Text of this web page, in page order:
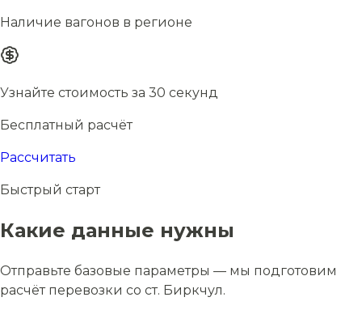
Наличие вагонов в регионе
Узнайте стоимость за 30 секунд
Бесплатный расчёт
Рассчитать
Быстрый старт
Какие данные нужны
Отправьте базовые параметры — мы подготовим
расчёт перевозки со ст. Биркчул.